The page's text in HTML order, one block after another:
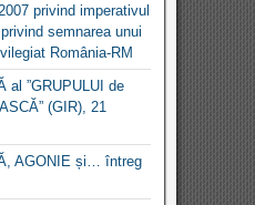
privind imperativul
semnarea unui
România-RM
al ”GRUPULUI de
(GIR), 21
AGONIE și… întreg